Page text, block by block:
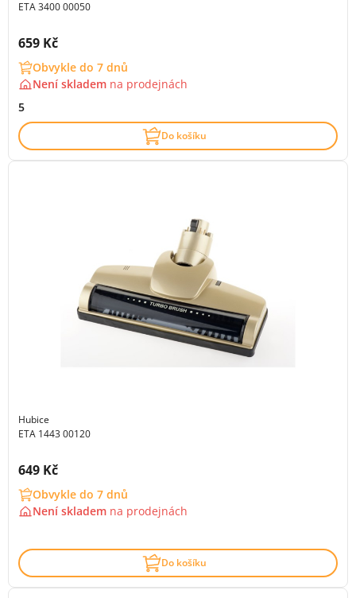
ETA 3400 00050
Cena s DPH:
659 Kč
Obvykle do 7 dnů
Není skladem na prodejnách
5
Do košíku
Hubice
ETA 1443 00120
Cena s DPH:
649 Kč
Obvykle do 7 dnů
Není skladem na prodejnách
Do košíku